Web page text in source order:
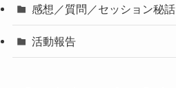
感想／質問／セッション秘話
活動報告